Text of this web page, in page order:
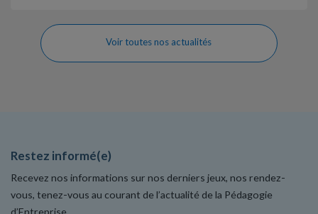
Voir toutes nos actualités
Restez informé(e)
Recevez nos informations sur nos derniers jeux, nos rendez-
vous, tenez-vous au courant de l’actualité de la Pédagogie